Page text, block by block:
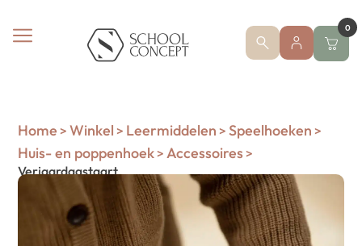
0
Home > Winkel > Leermiddelen > Speelhoeken >
Huis- en poppenhoek> Accessoires>
Verjaardagstaart